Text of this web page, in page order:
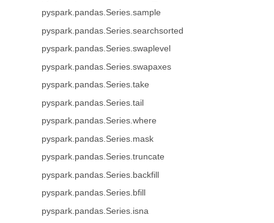
pyspark.pandas.Series.sample
pyspark.pandas.Series.searchsorted
pyspark.pandas.Series.swaplevel
pyspark.pandas.Series.swapaxes
pyspark.pandas.Series.take
pyspark.pandas.Series.tail
pyspark.pandas.Series.where
pyspark.pandas.Series.mask
pyspark.pandas.Series.truncate
pyspark.pandas.Series.backfill
pyspark.pandas.Series.bfill
pyspark.pandas.Series.isna